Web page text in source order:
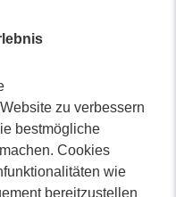
zu verbessern
bestmögliche
Cookies
wie
bereitzustellen